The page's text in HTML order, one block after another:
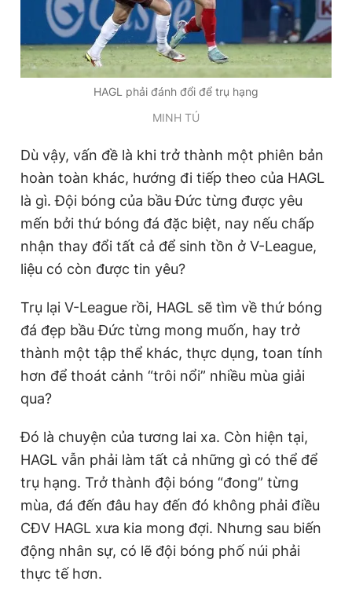
HAGL phải đánh đổi để trụ hạng
MINH TÚ
Dù vậy, vấn đề là khi trở thành một phiên bản
hoàn toàn khác, hướng đi tiếp theo của HAGL
là gì. Đội bóng của bầu Đức từng được yêu
mến bởi thứ bóng đá đặc biệt, nay nếu chấp
nhận thay đổi tất cả để sinh tồn ở V-League,
liệu có còn được tin yêu?
Trụ lại V-League rồi, HAGL sẽ tìm về thứ bóng
đá đẹp bầu Đức từng mong muốn, hay trở
thành một tập thể khác, thực dụng, toan tính
hơn để thoát cảnh “trôi nổi” nhiều mùa giải
qua?
Đó là chuyện của tương lai xa. Còn hiện tại,
HAGL vẫn phải làm tất cả những gì có thể để
trụ hạng. Trở thành đội bóng “đong” từng
mùa, đá đến đâu hay đến đó không phải điều
CĐV HAGL xưa kia mong đợi. Nhưng sau biến
động nhân sự, có lẽ đội bóng phố núi phải
thực tế hơn.